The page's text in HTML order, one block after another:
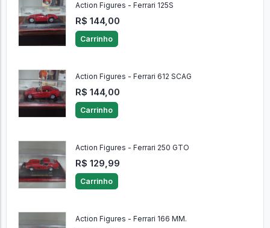
Action Figures - Ferrari 125S
R$ 144,00
Carrinho
Action Figures - Ferrari 612 SCAG
R$ 144,00
Carrinho
Action Figures - Ferrari 250 GTO
R$ 129,99
Carrinho
Action Figures - Ferrari 166 MM.